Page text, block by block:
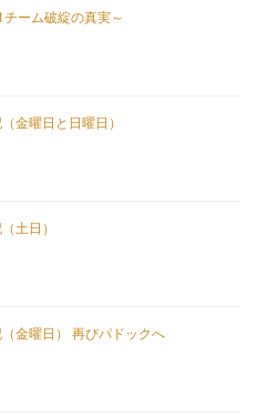
ーム破綻の真実～
金曜日と日曜日）
土日）
金曜日） 再びパドックへ